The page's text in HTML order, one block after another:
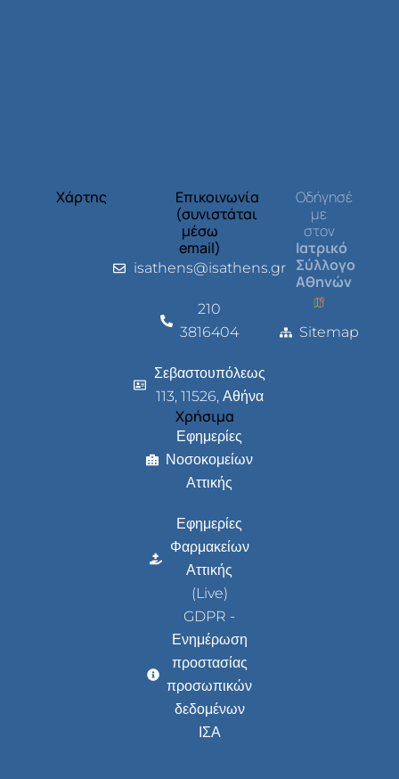
Χάρτης
Επικοινωνία
(συνιστάται
μέσω
email)
isathens@isathens.gr
210
3816404
Σεβαστουπόλεως
113, 11526, Αθήνα
Χρήσιμα
Εφημερίες
Νοσοκομείων
Αττικής
Εφημερίες
Φαρμακείων
Αττικής
(Live)
GDPR -
Ενημέρωση
προστασίας
προσωπικών
δεδομένων
ΙΣΑ
Οδήγησέ
με
στον
Ιατρικό
Σύλλογο
Αθηνών
Sitemap